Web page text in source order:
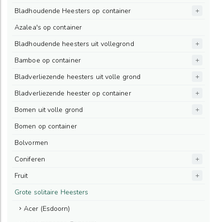
Bladhoudende Heesters op container
Azalea's op container
Bladhoudende heesters uit vollegrond
Bamboe op container
Bladverliezende heesters uit volle grond
Bladverliezende heester op container
Bomen uit volle grond
Bomen op container
Bolvormen
Coniferen
Fruit
Grote solitaire Heesters
Acer (Esdoorn)